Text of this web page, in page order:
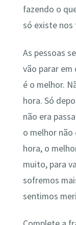
fazendo o
só existe nos
As pessoas
vão parar em
é o melhor.
hora. Só
não era
o melhor
hora, o
muito, para
sofremos
sentimos